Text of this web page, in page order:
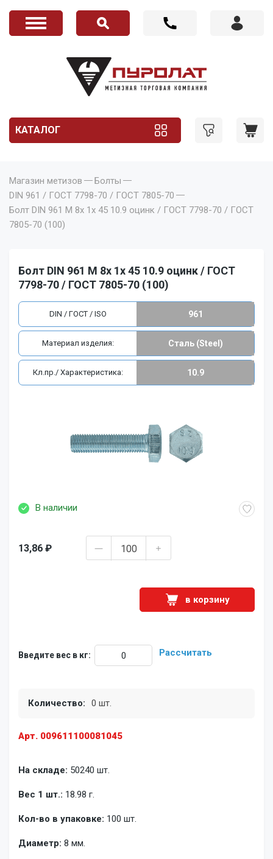
КАТАЛОГ
Магазин метизов
Болты
DIN 961 / ГОСТ 7798-70 / ГОСТ 7805-70
Болт DIN 961 M 8x 1x 45 10.9 оцинк / ГОСТ 7798-70 / ГОСТ
7805-70 (100)
Болт DIN 961 M 8x 1x 45 10.9 оцинк / ГОСТ
7798-70 / ГОСТ 7805-70 (100)
Арт. 009611100081045
В наличии
На складе: 50240 шт.
Вес 1 шт.: 18.98 г.
Кол-во в упаковке: 100 шт.
Диаметр: 8 мм.
13,86 ₽
в корзину
Введите вес в кг: Рассчитать
Количество: 0 шт.
DIN / ГОСТ / ISO 961
Материал изделия: Сталь (Steel)
Кл.пр./ Характеристика: 10.9